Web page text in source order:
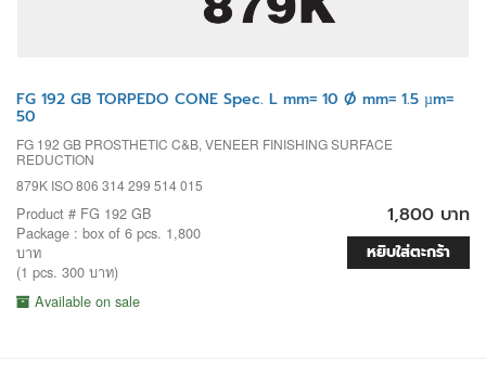
FG 192 GB TORPEDO CONE Spec. L mm= 10 Ø mm= 1.5 µm=
50
FG 192 GB PROSTHETIC C&B, VENEER FINISHING SURFACE
REDUCTION
879K ISO 806 314 299 514 015
Product # FG 192 GB
Package : box of 6 pcs. 1,800
บาท
(1 pcs. 300 บาท)
Available on sale
1,800 บาท
หยิบใส่ตะกร้า